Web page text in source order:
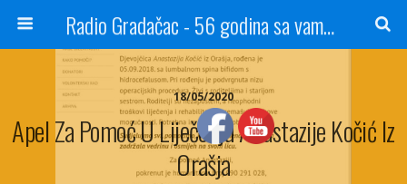
Radio Gradačac - 56 godina sa vama...
18/05/2020
Apel Za Pomoć U Liječenju Anastazije Kočić Iz
Orašja